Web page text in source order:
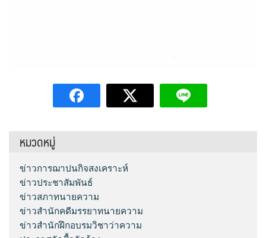
หมวดหมู่
ข่าวการฌาปนกิจสงเคราะห์
ข่าวประชาสัมพันธ์
ข่าวสภาทนายความ
ข่าวสำนักคดีมรรยาทนายความ
ข่าวสำนักฝึกอบรมวิชาว่าความ